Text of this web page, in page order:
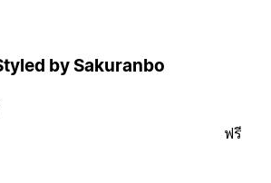
by Sakuranbo
ฟรี